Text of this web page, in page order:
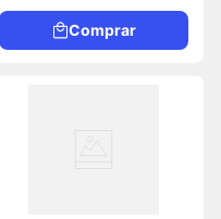
Comprar